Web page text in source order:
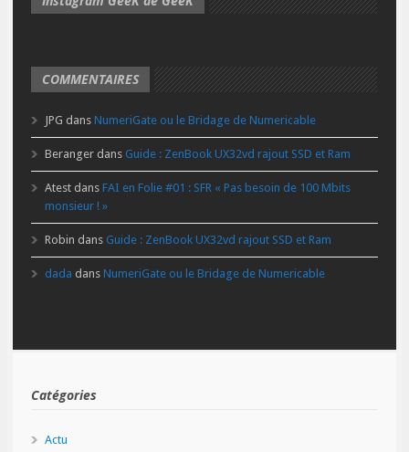
COMMENTAIRES
JPG dans NumeriGate ou le Bridage de Numericable
Beranger dans Guide : ZenBook UX32vd rajout SSD et Ram
Atest dans FAI en Folie #01 : SFR « Pas besoin de 100 Mbits
monsieur ! »
Robin dans Guide : ZenBook UX32vd rajout SSD et Ram
dada dans NumeriGate ou le Bridage de Numericable
Catégories
Actu